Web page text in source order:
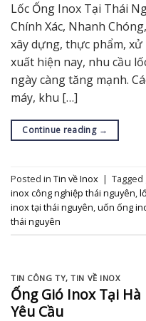
Lốc Ống Inox Tại Thái
Chính Xác, Nhanh
xây dựng, thực phẩm,
xuất hiện nay, nhu cầu
ngày càng tăng mạnh.
máy, khu […]
Continue reading →
Posted in Tin về Inox | Tagged
inox công nghiệp thái nguyên,
inox tại thái nguyên,uốn ống
thái nguyên
TIN CÔNG TY,TIN VỀ INOX
Ống Gió Inox Tại
Yêu Cầu